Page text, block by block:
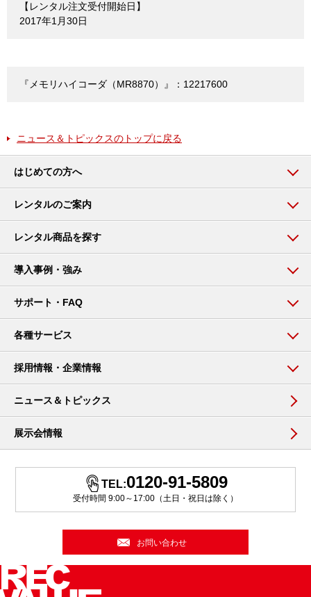
【レンタル注文受付開始日】
2017年1月30日
『メモリハイコーダ（MR8870）』：12217600
ニュース＆トピックスのトップに戻る
はじめての方へ
レンタルのご案内
レンタル商品を探す
導入事例・強み
サポート・FAQ
各種サービス
採用情報・企業情報
ニュース＆トピックス
展示会情報
TEL:0120-91-5809
受付時間 9:00～17:00（土日・祝日は除く）
お問い合わせ